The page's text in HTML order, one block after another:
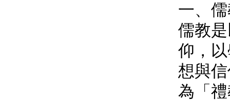
一、
儒教
仰，
想與
為「